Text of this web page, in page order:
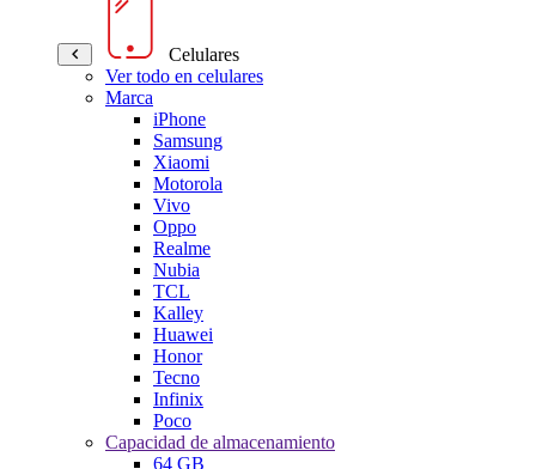
Celulares
Ver todo en celulares
Marca
iPhone
Samsung
Xiaomi
Motorola
Vivo
Oppo
Realme
Nubia
TCL
Kalley
Huawei
Honor
Tecno
Infinix
Poco
Capacidad de almacenamiento
64 GB